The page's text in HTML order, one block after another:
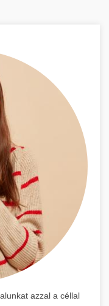
azzal a céllal